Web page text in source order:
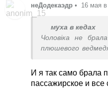
неДодекаэдр • 16 мая
муха в кедах
Чоловіка не
плюшевого
на півдорозі,
И я так само брала
пассажирское и все